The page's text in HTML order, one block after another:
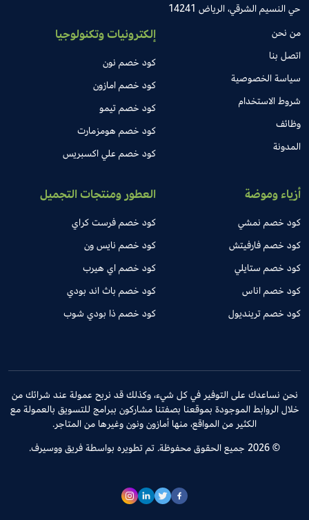
حي النسيم الشرقي، الرياض 14241
من نحن
اتصل بنا
سياسة الخصوصية
شروط الاستخدام
وظائف
المدونة
إلكترونيات وتكنولوجيا
كود خصم نون
كود خصم امازون
كود خصم تيمو
كود خصم هومزمارت
كود خصم علي اكسبريس
أزياء وموضة
كود خصم نمشي
كود خصم فارفيتش
كود خصم ستايلي
كود خصم اناس
كود خصم ترينديول
العطور ومنتجات التجميل
كود خصم فرست كراي
كود خصم نايس ون
كود خصم اي هيرب
كود خصم باث اند بودي
كود خصم ذا بودي شوب
نحن نساعدك على التوفير في كل شيء، وكذلك قد نربح عمولة عند شرائك من
خلال الروابط الموجودة بموقعنا بصفتنا مشاركون ببرامج للتسويق بالعمولة مع
الكثير من المواقع، منها أمازون ونون وغيرها من المتاجر.
© 2026 جميع الحقوق محفوظة. تم تطويره بواسطة فريق ووسيرف.